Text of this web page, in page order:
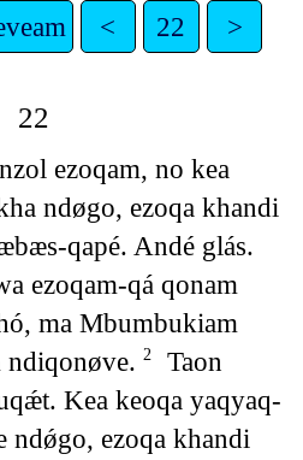
< 22 >
22
ezoqam, no kea
ndøgo, ezoqa khandi
qapé. Andé glás.
ezoqam-qá qonam
ma Mbumbukiam
ndiqonøve. 2
Taon
Kea keoqa yaqyaq-
ndǿgo, ezoqa khandi